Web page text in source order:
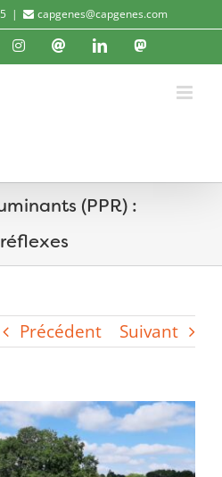
| capgenes@capgenes.com
Instagram
ThreadsLinkedIn
(PPR) :
Précédent Suivant